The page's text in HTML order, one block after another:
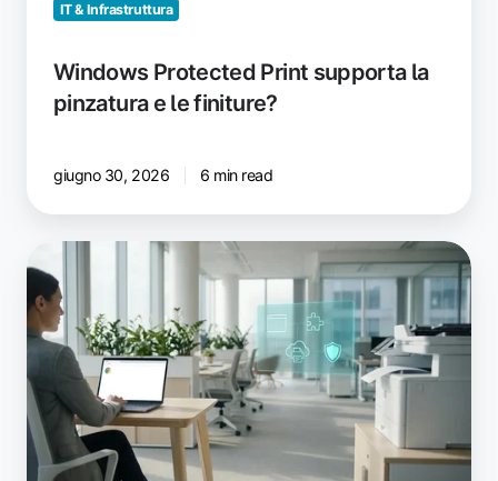
IT & Infrastruttura
Windows Protected Print supporta la
pinzatura e le finiture?
giugno 30, 2026 6 min read
browser
Enterprise
basati
su
Chromium
richiedono
una